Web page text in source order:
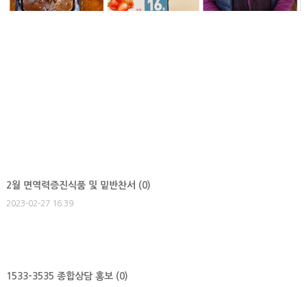
2월 면역력증진식품 및 밑반찬서 (0)
2023-02-27 16:39
1533-3535 종합상담 홍보 (0)